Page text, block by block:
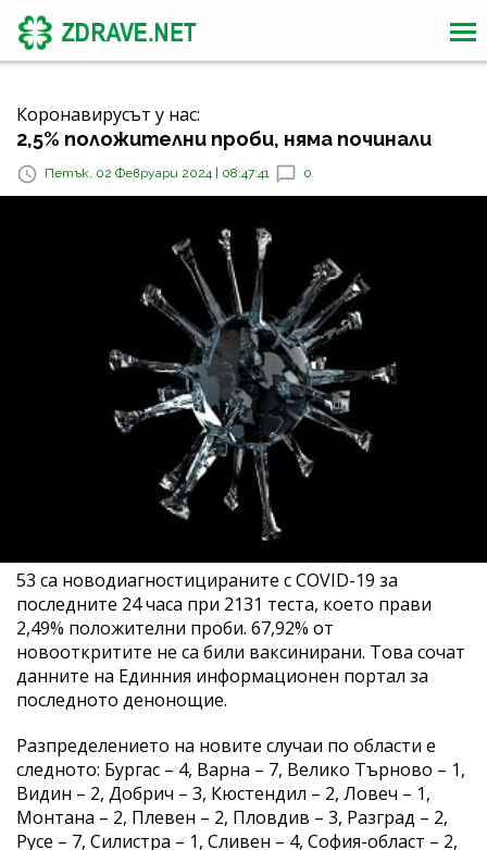
Коронавирусът у нас:
2,5% положителни проби, няма починали
Петък, 02 Февруари 2024 | 08:47:41 0
53 са новодиагностицираните с COVID-19 за
последните 24 часа при 2131 теста, което прави
2,49% положителни проби. 67,92% от
новооткритите не са били ваксинирани. Това сочат
данните на Единния информационен портал за
последното денонощие.
Разпределението на новите случаи по области е
следното: Бургас – 4, Варна – 7, Велико Търново – 1,
Видин – 2, Добрич – 3, Кюстендил – 2, Ловеч – 1,
Монтана – 2, Плевен – 2, Пловдив – 3, Разград – 2,
Русе – 7, Силистра – 1, Сливен – 4, София-област – 2,